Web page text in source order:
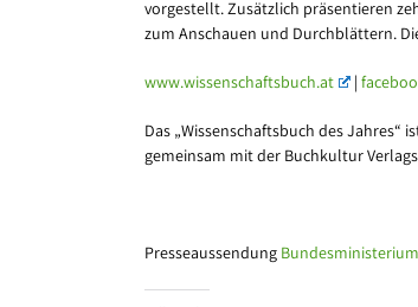
vorgestellt. Zusätzlich präsentieren
zum Anschauen und Durchblättern.
www.wissenschaftsbuch.at |
Das „Wissenschaftsbuch des
gemeinsam mit der Buchkultur
Presseaussendung